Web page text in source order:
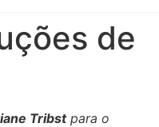
de
Tribstpara o